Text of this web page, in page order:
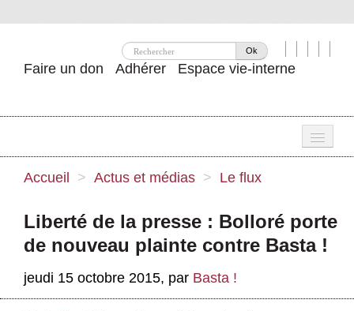
Ok
Faire un don Adhérer Espace vie-interne
Nos idées
Publications
Accueil > Actus et médias > Le flux
Liberté de la presse : Bolloré porte
de nouveau plainte contre Basta !
jeudi 15 octobre 2015, par Basta !